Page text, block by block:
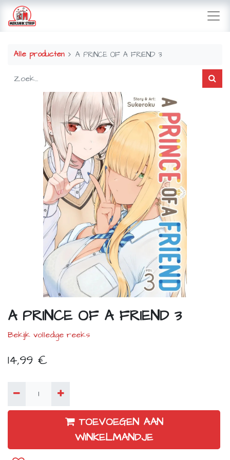
Alle producten A PRINCE OF A FRIEND 3
A PRINCE OF A FRIEND 3
Bekijk volledige reeks
14,99 €
TOEVOEGEN AAN
WINKELMANDJE